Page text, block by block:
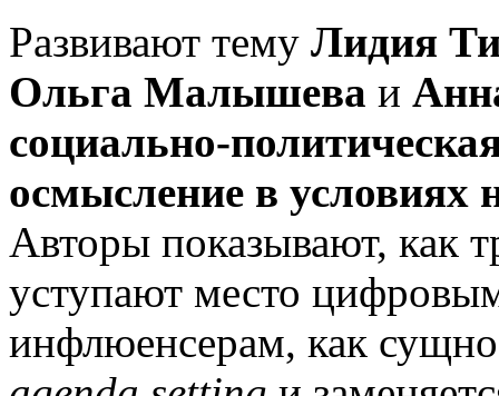
Развивают тему Лидия
Ольга Малышева и
социально-
осмысление в условиях
Авторы показывают, как
уступают место
инфлюенсерам, как